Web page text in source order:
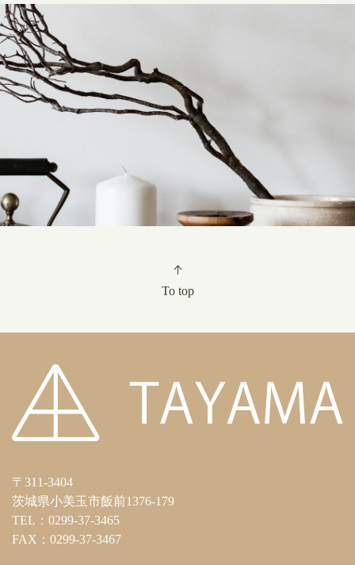
To top
〒311-3404
茨城県小美玉市飯前1376-179
TEL：0299-37-3465
FAX：0299-37-3467